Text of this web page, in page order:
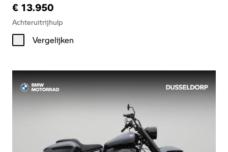
€ 13.950
Achteruitrijhulp
Vergelijken